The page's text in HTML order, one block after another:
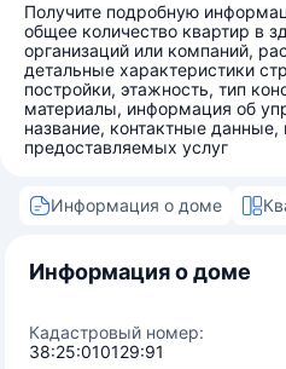
Получите подробную
общее количество квартир в
организаций или компаний,
детальные характеристики
постройки, этажность, тип
материалы, информация об
название, контактные данные,
предоставляемых услуг
Информация о доме
Информация о доме
Кадастровый номер:
38:25:010129:91